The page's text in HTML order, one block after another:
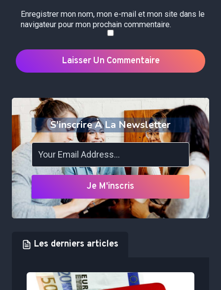
Enregistrer mon nom, mon e-mail et mon site dans le
navigateur pour mon prochain commentaire.
S'inscrire À La Newsletter
Je M'inscris
Les derniers articles